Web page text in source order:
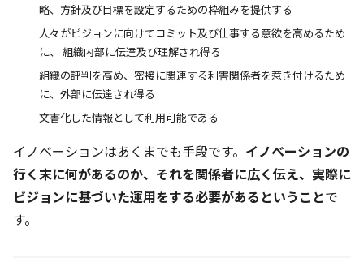
略、方針及び目標を設定するための枠組みを提供する
人々がビジョンに向けてコミット及び仕事する意欲を高めるため
に、 組織内部に伝達及び理解され得る
組織の評判を高め、密接に関連する利害関係者を惹き付けるため
に、外部に伝達され得る
文書化した情報として利用可能である
イノベーションはあくまでも手段です。 イノベーションの
行く末に何があるのか、それを関係者に広く伝え、実際に
ビジョンに基づいた運用をする必要があるということで
す。